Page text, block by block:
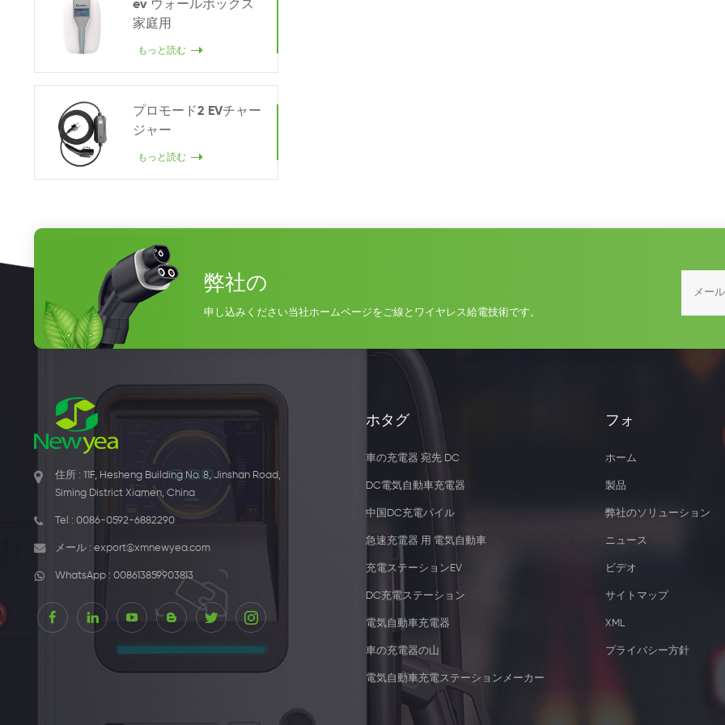
ev ウォールボックス
家庭用
もっと読む
プロモード2 EVチャー
ジャー
もっと読む
弊社の
申し込みください当社ホームページをご線とワイヤレス給電技術です。
住所 : 11F, Hesheng Building No. 8, Jinshan Road,
Siming District Xiamen, China
Tel : 0086-0592-6882290
メール : export@xmnewyea.com
WhatsApp : 008613859903813
ホタグ
車の充電器 宛先 DC
DC電気自動車充電器
中国DC充電パイル
急速充電器 用 電気自動車
充電ステーションEV
DC充電ステーション
電気自動車充電器
車の充電器の山
電気自動車充電ステーションメーカー
フォ
ホーム
製品
弊社のソリューション
ニュース
ビデオ
サイトマップ
XML
プライバシー方針
15W ワイヤレス充電器レシー
バー
器 ソケット